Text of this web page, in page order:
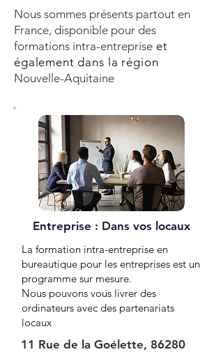
Nous sommes présents partout en
France, disponible pour des
formations intra-entreprise et
également dans la région
Nouvelle-Aquitaine
Entreprise : Dans vos locaux
La formation intra-entreprise en
bureautique pour les entreprises est un
programme sur mesure.
Nous pouvons vous livrer des
ordinateurs avec des partenariats
locaux
11 Rue de la Goélette, 86280